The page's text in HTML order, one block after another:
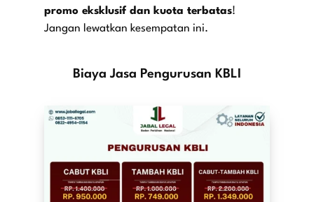
promo eksklusif dan kuota terbatas!
Jangan lewatkan kesempatan ini.
Biaya Jasa Pengurusan KBLI